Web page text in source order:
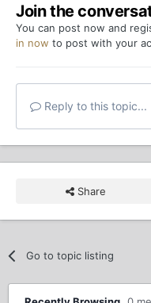
Join the
You can post now and
in now to post with your
Reply to this topic...
Share
Go to topic listing